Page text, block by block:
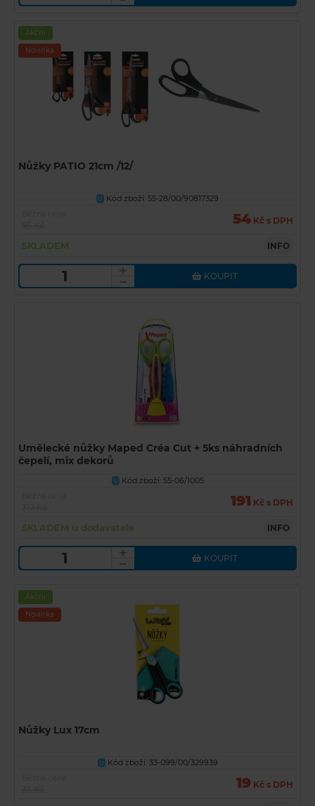
Akční
Novinka
Nůžky PATIO 21cm /12/
U
Kód zboží: 55-28/00/90817329
54 Kč s DPH
SKLADEM INFO
KOUPIT
Umělecké nůžky Maped Créa Cut + 5ks náhradních
čepelí, mix dekorů
U Kód zboží: 55-06/1005
191 Kč s DPH
SKLADEM u dodavatele INFO
KOUPIT
Akční
Novinka
Nůžky Lux 17cm
U Kód zboží: 33-099/00/329939
19 Kč s DPH